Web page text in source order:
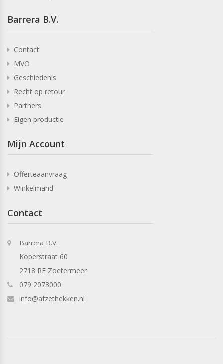
Barrera B.V.
Contact
MVO
Geschiedenis
Recht op retour
Partners
Eigen productie
Mijn Account
Offerteaanvraag
Winkelmand
Contact
Barrera B.V.
Koperstraat 60
2718 RE Zoetermeer
079 2073000
info@afzethekken.nl